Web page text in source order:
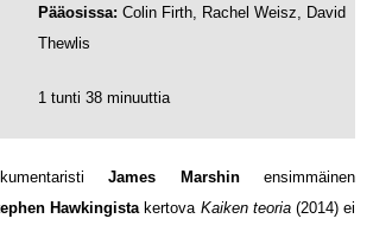
Pääosissa: Colin Firth, Rachel Weisz, David
Thewlis
1 tunti 38 minuuttia
James Marshinensimmäinen
Hawkingistakertova Kaiken teoria(2014) ei